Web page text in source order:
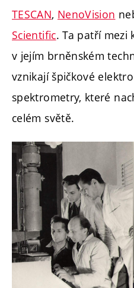
TESCAN, NenoVision
Scientific. Ta patří mezi
v jejím brněnském
vznikají špičkové
spektrometry, které
celém světě.